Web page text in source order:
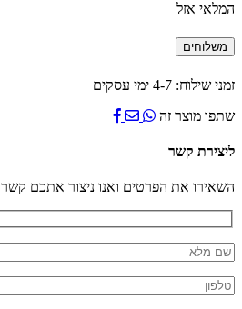
המלאי אזל
משלוחים
זמני שילוח: 4-7 ימי עסקים
שתפו מוצר זה
ליצירת קשר
השאירו את הפרטים ואנו ניצור אתכם קשר